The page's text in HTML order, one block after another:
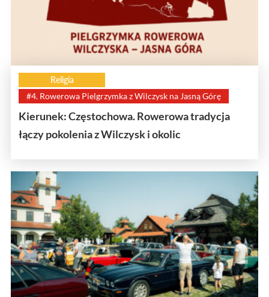
Religia
#4. Rowerowa Pielgrzymka z Wilczysk na Jasną Górę
Kierunek: Częstochowa. Rowerowa tradycja
łączy pokolenia z Wilczysk i okolic